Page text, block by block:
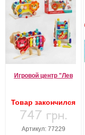
Игровой центр "Лев
Товар закончился
747 грн.
Артикул: 77229